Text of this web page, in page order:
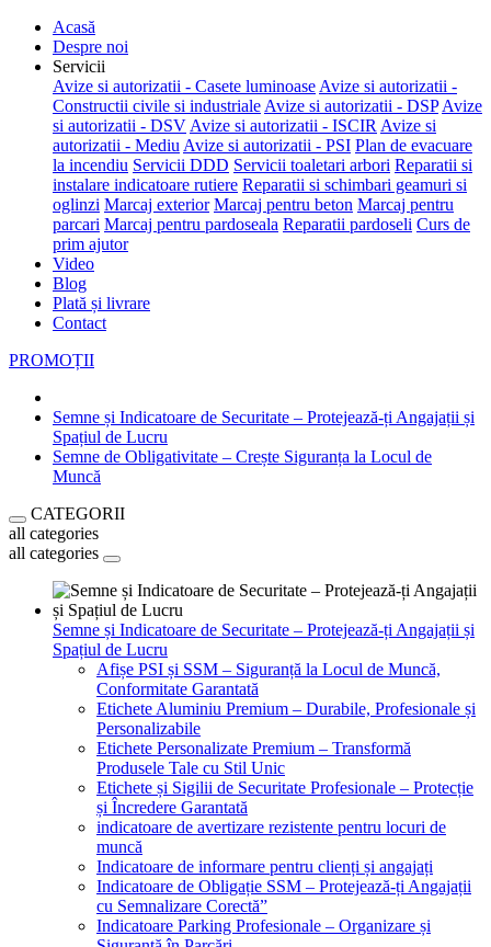
Acasă
Despre noi
Servicii
Avize si autorizatii - Casete luminoase Avize si autorizatii -
Constructii civile si industriale Avize si autorizatii - DSP Avize
si autorizatii - DSV Avize si autorizatii - ISCIR Avize si
autorizatii - Mediu Avize si autorizatii - PSI Plan de evacuare
la incendiu Servicii DDD Servicii toaletari arbori Reparatii si
instalare indicatoare rutiere Reparatii si schimbari geamuri si
oglinzi Marcaj exterior Marcaj pentru beton Marcaj pentru
parcari Marcaj pentru pardoseala Reparatii pardoseli Curs de
prim ajutor
Video
Blog
Plată și livrare
Contact
PROMOȚII
Semne și Indicatoare de Securitate – Protejează-ți Angajații și
Spațiul de Lucru
Semne de Obligativitate – Crește Siguranța la Locul de
Muncă
CATEGORII
all categories
all categories
Semne și Indicatoare de Securitate – Protejează-ți Angajații și
Spațiul de Lucru
Afișe PSI și SSM – Siguranță la Locul de Muncă,
Conformitate Garantată
Etichete Aluminiu Premium – Durabile, Profesionale și
Personalizabile
Etichete Personalizate Premium – Transformă
Produsele Tale cu Stil Unic
Etichete și Sigilii de Securitate Profesionale – Protecție
și Încredere Garantată
indicatoare de avertizare rezistente pentru locuri de
muncă
Indicatoare de informare pentru clienți și angajați
Indicatoare de Obligație SSM – Protejează-ți Angajații
cu Semnalizare Corectă”
Indicatoare Parking Profesionale – Organizare și